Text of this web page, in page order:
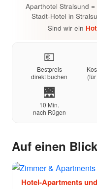
Aparthotel Stralsund =
Stadt-Hotel in
Sind wir ein
💶
Bestpreis
direkt buchen
🌉
10 Min.
nach Rügen
Auf einen Blick
Hotel-Apartments